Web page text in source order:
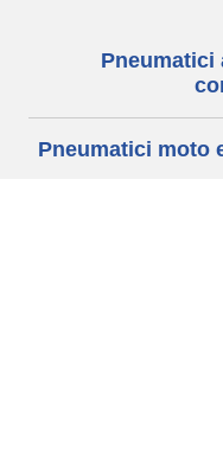
Pneumatici
Pneumatici moto